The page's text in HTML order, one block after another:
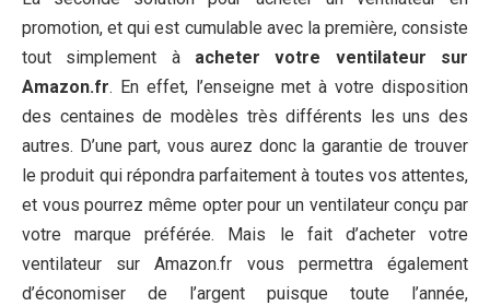
promotion, et qui est cumulable avec la première, consiste
tout simplement à acheter votre ventilateur sur
Amazon.fr. En effet, l’enseigne met à votre disposition
des centaines de modèles très différents les uns des
autres. D’une part, vous aurez donc la garantie de trouver
le produit qui répondra parfaitement à toutes vos attentes,
et vous pourrez même opter pour un ventilateur conçu par
votre marque préférée. Mais le fait d’acheter votre
ventilateur sur Amazon.fr vous permettra également
d’économiser de l’argent puisque toute l’année,